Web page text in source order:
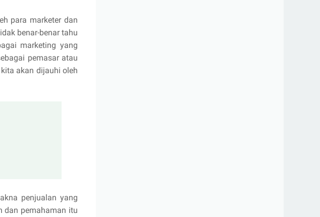
para marketer dan
benar-benar tahu
marketing yang
pemasar atau
akan dijauhi oleh
penjualan yang
dan pemahaman itu